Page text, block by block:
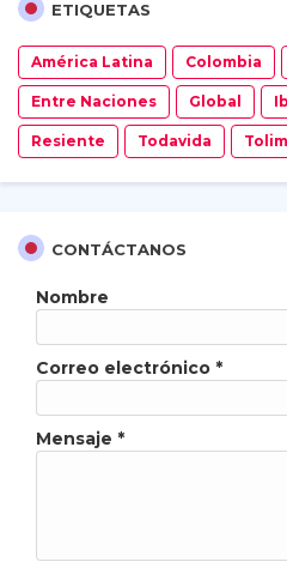
ETIQUETAS
América Latina Colombia
Entre Naciones Global
Resiente Todavida
CONTÁCTANOS
Nombre
Correo electrónico *
Mensaje *